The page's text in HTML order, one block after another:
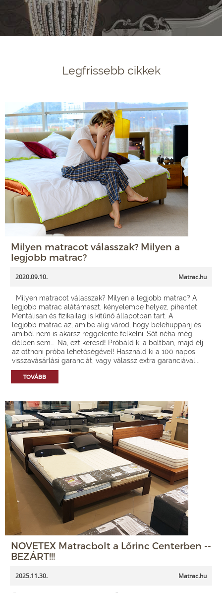
Legfrissebb cikkek
Milyen matracot válasszak? Milyen a
legjobb matrac?
2020.09.10. Matrac.hu
Milyen matracot válasszak? Milyen a legjobb matrac? A
legjobb matrac alátámaszt, kényelembe helyez, pihentet.
Mentálisan és fizikailag is kitűnő állapotban tart. A
legjobb matrac az, amibe alig várod, hogy belehuppanj és
amiből nem is akarsz reggelente felkelni. Sőt néha még
délben sem… Na, ezt keresd! Próbáld ki a boltban, majd élj
az otthoni próba lehetőségével! Használd ki a 100 napos
visszavásárlási garanciát, vagy válassz extra garanciával...
TOVÁBB
NOVETEX Matracbolt a Lőrinc Centerben --
BEZÁRT!!!
2025.11.30. Matrac.hu